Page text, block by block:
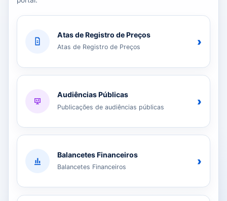
Atas de Registro de Preços
Atas de Registro de Preços ›
Audiências Públicas
Publicações de audiências públicas ›
Balancetes Financeiros
Balancetes Financeiros ›